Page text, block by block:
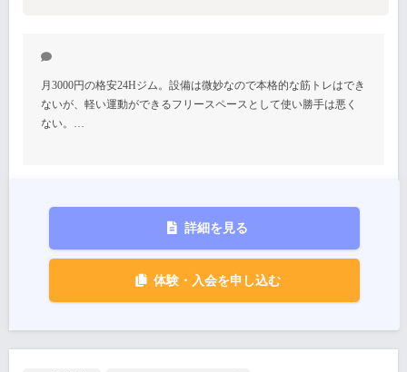
月3000円の格安24Hジム。設備は微妙なので本格的な筋トレはでき
ないが、軽い運動ができるフリースペースとして使い勝手は悪く
ない。…
詳細を見る
体験・入会を申し込む